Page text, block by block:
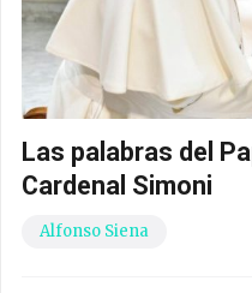
Las palabras del
Cardenal Simoni
Alfonso Siena